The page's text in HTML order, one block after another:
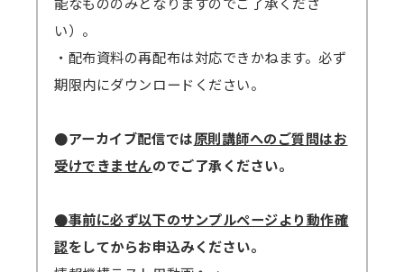
い）。
・配布資料の再配布は対応できかねます。必ず
期限内にダウンロードください。
●アーカイブ配信では原則講師へのご質問はお
受けできませんのでご了承ください。
●事前に必ず以下のサンプルページより動作確
認をしてからお申込みください。